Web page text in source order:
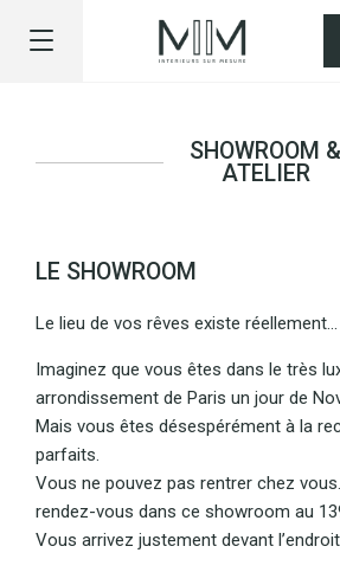
SHOWROOM &
ATELIER
LE SHOWROOM
Le lieu de vos rêves existe réellement...
Imaginez que vous êtes dans le très
arrondissement de Paris un jour de
Mais vous êtes désespérément à la
parfaits.
Vous ne pouvez pas rentrer chez
rendez-vous dans ce showroom au
Vous arrivez justement devant